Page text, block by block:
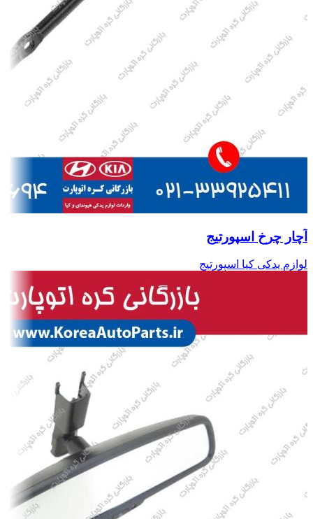
آچار چرخ اسپورتیج
لوازم یدکی کیا اسپورتیج